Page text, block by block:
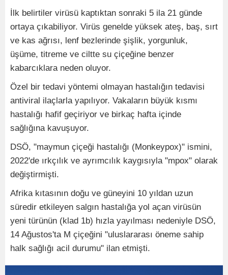
İlk belirtiler virüsü kaptıktan sonraki 5 ila 21 günde
ortaya çıkabiliyor. Virüs genelde yüksek ateş, baş, sırt
ve kas ağrısı, lenf bezlerinde şişlik, yorgunluk,
üşüme, titreme ve ciltte su çiçeğine benzer
kabarcıklara neden oluyor.
Özel bir tedavi yöntemi olmayan hastalığın tedavisi
antiviral ilaçlarla yapılıyor. Vakaların büyük kısmı
hastalığı hafif geçiriyor ve birkaç hafta içinde
sağlığına kavuşuyor.
DSÖ, "maymun çiçeği hastalığı (Monkeypox)" ismini,
2022'de ırkçılık ve ayrımcılık kaygısıyla "mpox" olarak
değiştirmişti.
Afrika kıtasının doğu ve güneyini 10 yıldan uzun
süredir etkileyen salgın hastalığa yol açan virüsün
yeni türünün (klad 1b) hızla yayılması nedeniyle DSÖ,
14 Ağustos'ta M çiçeğini "uluslararası öneme sahip
halk sağlığı acil durumu" ilan etmişti.